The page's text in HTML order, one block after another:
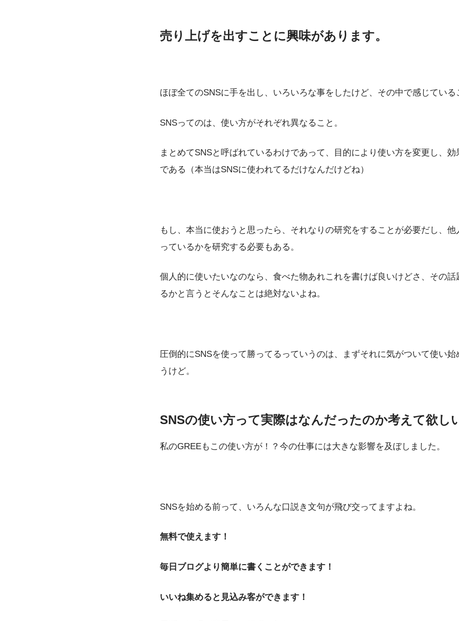
売り上げを出すことに興味があります。
ほぼ全てのSNSに手を出し、いろいろな事をしたけど、その中で感じている
SNSってのは、使い方がそれぞれ異なること。
まとめてSNSと呼ばれているわけであって、目的により使い方を変更し、
である（本当はSNSに使われてるだけなんだけどね）
もし、本当に使おうと思ったら、それなりの研究をすることが必要だし、他
っているかを研究する必要もある。
個人的に使いたいなのなら、食べた物あれこれを書けば良いけどさ、その話
るかと言うとそんなことは絶対ないよね。
圧倒的にSNSを使って勝ってるっていうのは、まずそれに気がついて使い始
うけど。
SNSの使い方って実際はなんだったのか考えて欲し
私のGREEもこの使い方が！？今の仕事には大きな影響を及ぼしました。
SNSを始める前って、いろんな口説き文句が飛び交ってますよね。
無料で使えます！
毎日ブログより簡単に書くことができます！
いいね集めると見込み客ができます！